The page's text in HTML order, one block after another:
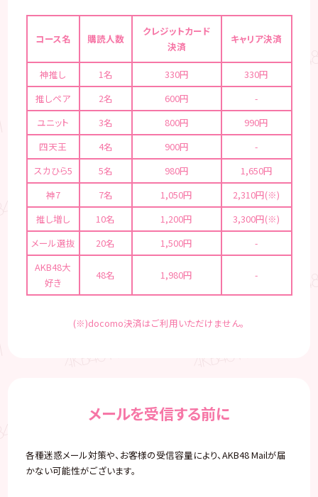
コース名 購読人数
クレジットカード
決済
キャリア決済
神推し 1名 330円
330円
推しペア
2名 600円
-
ユニット
3名 800円
990円
四天王
4名 900円
-
スカひら5
5名 980円
1,650円
神7
7名 1,050円
2,310円(※)
推し増し
10名 1,200円
3,300円(※)
メール選抜
20名 1,500円
-
AKB48大
好き
48名 1,980円 -
(※)docomo決済はご利用いただけません。
メールを受信する前に
各種迷惑メール対策や、お客様の受信容量により、AKB48 Mailが届
かない可能性がございます。